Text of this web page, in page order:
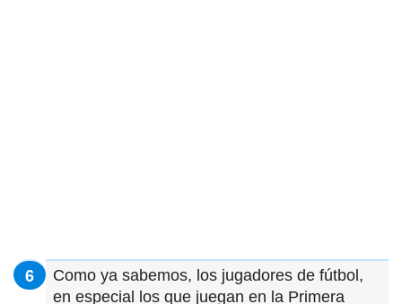
Como ya sabemos, los jugadores de fútbol,
en especial los que juegan en la Primera